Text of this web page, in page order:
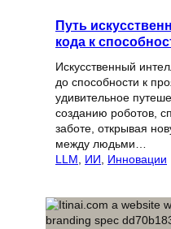
Путь
кода к
Искусственный
до способности к
удивительное
созданию роботов,
заботе, открывая
между людьми…
LLM
ИИ Инновации